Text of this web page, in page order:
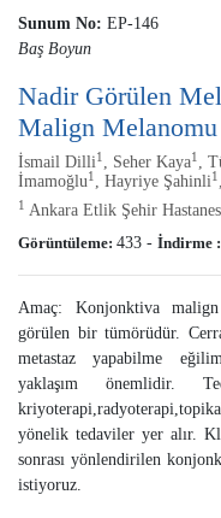
Sunum No: EP-146
Baş Boyun
Nadir Görülen
Malign Melanomu
İsmail Dilli1 , Seher Kaya1 ,
İmamoğlu1 , Hayriye Şahinli1
1
Ankara Etlik Şehir
Görüntüleme: 433 - İndirme :
Amaç: Konjonktiva
görülen bir tümörüdür.
metastaz yapabilme
yaklaşım önemlidir.
yönelik tedaviler yer alır.
sonrası yönlendirilen
istiyoruz.